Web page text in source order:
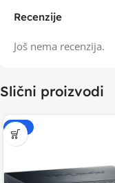
Recenzije
Još nema recenzija.
Slični proizvodi
-20%